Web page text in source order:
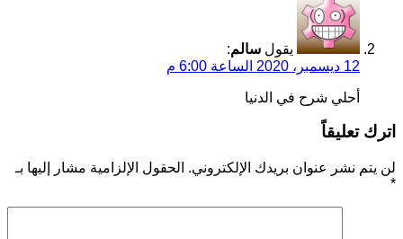
يقول سالم:
12 ديسمبر، 2020 الساعة 6:00 م
أحلي شرح في الدنيا
اترك تعليقاً
لن يتم نشر عنوان بريدك الإلكتروني. الحقول الإلزامية مشار إليها بـ
*